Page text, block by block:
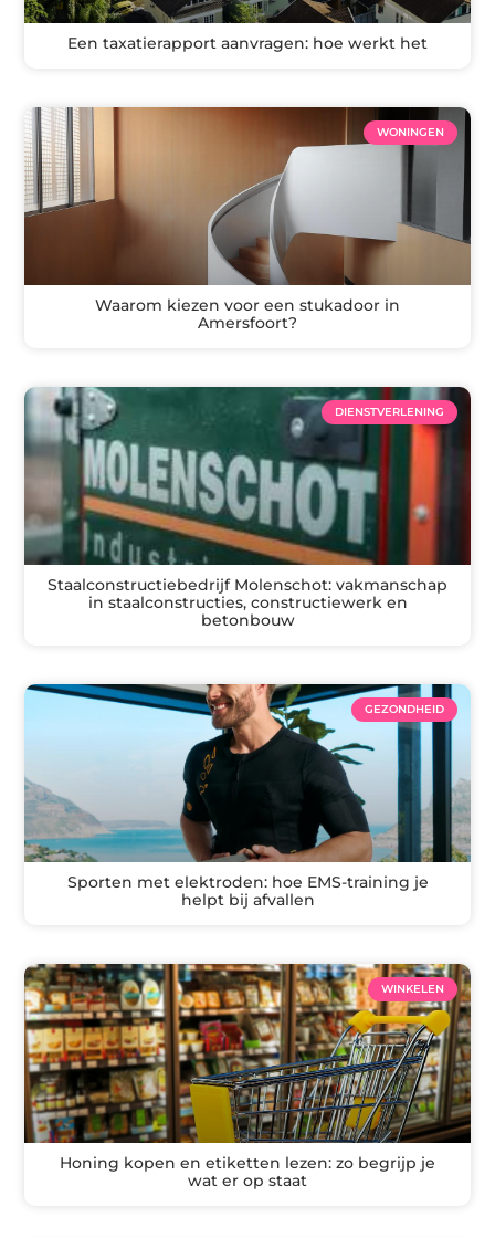
Een taxatierapport aanvragen: hoe werkt het
WONINGEN
Waarom kiezen voor een stukadoor in
Amersfoort?
DIENSTVERLENING
Staalconstructiebedrijf Molenschot: vakmanschap
in staalconstructies, constructiewerk en
betonbouw
GEZONDHEID
Sporten met elektroden: hoe EMS-training je
helpt bij afvallen
WINKELEN
Honing kopen en etiketten lezen: zo begrijp je
wat er op staat